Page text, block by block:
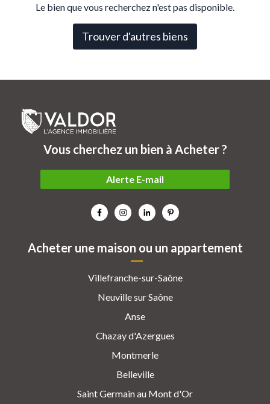
Le bien que vous recherchez n'est pas disponible.
Trouver d'autres biens
Acheter une maison ou un appartement
Villefranche-sur-Saône
Neuville sur Saône
Anse
Chazay d'Azergues
Montmerle
Belleville
Saint Germain au Mont d'Or
Vous cherchez un bien à Acheter ?
Alerte E-mail